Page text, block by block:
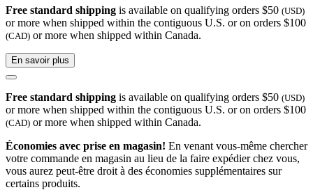
Free standard shipping is available on qualifying orders $50 (USD)
or more when shipped within the contiguous U.S. or on orders $100
(CAD) or more when shipped within Canada.
En savoir plus
Free standard shipping is available on qualifying orders $50 (USD)
or more when shipped within the contiguous U.S. or on orders $100
(CAD) or more when shipped within Canada.
Économies avec prise en magasin! En venant vous-même chercher
votre commande en magasin au lieu de la faire expédier chez vous,
vous aurez peut-être droit à des économies supplémentaires sur
certains produits.